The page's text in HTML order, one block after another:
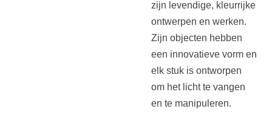
zijn levendige, kleurrijke
ontwerpen en werken.
Zijn objecten hebben
een innovatieve vorm en
elk stuk is ontworpen
om het licht te vangen
en te manipuleren.